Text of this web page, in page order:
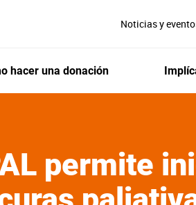
Noticias y
hacer una donación
permite